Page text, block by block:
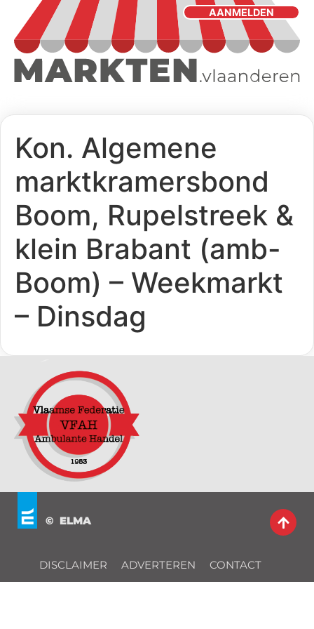
AANMELDEN
Kon. Algemene
marktkramersbond
Boom, Rupelstreek &
klein Brabant (amb-
Boom) – Weekmarkt
– Dinsdag
© ELMA
DISCLAIMER ADVERTEREN CONTACT